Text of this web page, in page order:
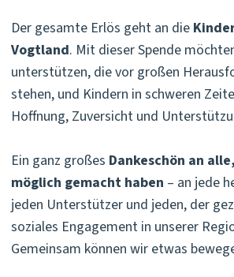
Der gesamte Erlös geht an die
Vogtland. Mit dieser Spende
unterstützen, die vor großen
stehen, und Kindern in schweren
Hoffnung, Zuversicht und
Ein ganz großes Dankeschön an
möglich gemacht haben – an jede
jeden Unterstützer und jeden, der
soziales Engagement in unserer
Gemeinsam können wir etwas